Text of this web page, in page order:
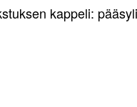
kappeli: